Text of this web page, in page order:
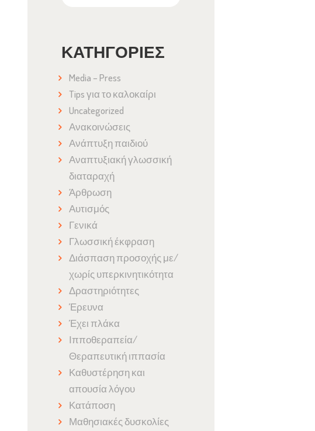
ΚΑΤΗΓΟΡΊΕΣ
Media – Press
Tips για το καλοκαίρι
Uncategorized
Ανακοινώσεις
Ανάπτυξη παιδιού
Αναπτυξιακή γλωσσική
διαταραχή
Άρθρωση
Αυτισμός
Γενικά
Γλωσσική έκφραση
Διάσπαση προσοχής με/
χωρίς υπερκινητικότητα
Δραστηριότητες
Έρευνα
Έχει πλάκα
Ιπποθεραπεία/
Θεραπευτική ιππασία
Καθυστέρηση και
απουσία λόγου
Κατάποση
Μαθησιακές δυσκολίες